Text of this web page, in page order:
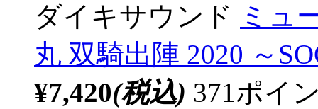
ダイキサウンド ミュ
丸 双騎出陣 2020 ～
¥7,420(税込) 371ポイ